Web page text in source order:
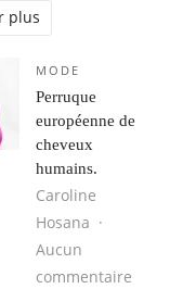
plus
Groove Back.
MODE
Perruque
européenne de
cheveux
humains.
Caroline
Hosana
Aucun
commentaire